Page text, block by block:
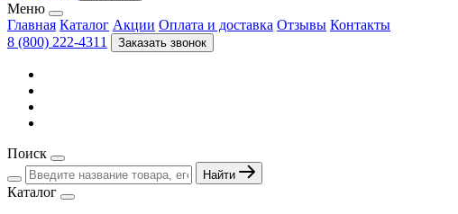
Меню
Главная Каталог Акции Оплата и доставка Отзывы Контакты
8 (800) 222-4311
Заказать звонок
Поиск
Найти
Каталог